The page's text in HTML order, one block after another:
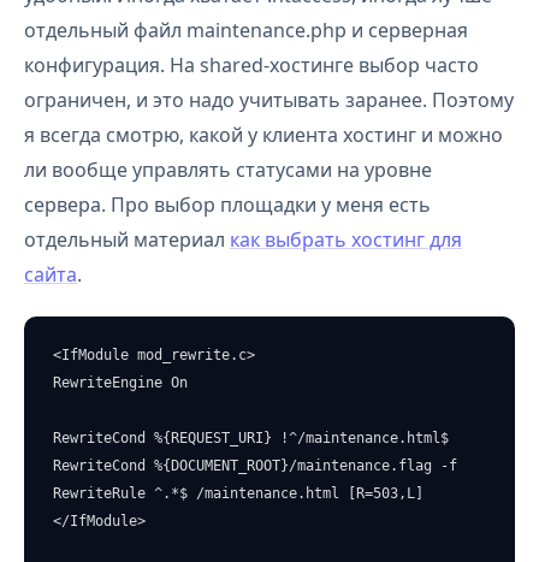
отдельный файл maintenance.php и серверная
конфигурация. На shared-хостинге выбор часто
ограничен, и это надо учитывать заранее. Поэтому
я всегда смотрю, какой у клиента хостинг и можно
ли вообще управлять статусами на уровне
сервера. Про выбор площадки у меня есть
отдельный материал как выбрать хостинг для
сайта.
<IfModule mod_rewrite.c>
RewriteEngine On
RewriteCond %{REQUEST_URI} !^/maintenance.html$
RewriteCond %{DOCUMENT_ROOT}/maintenance.flag -f
RewriteRule ^.*$ /maintenance.html [R=503,L]
</IfModule>